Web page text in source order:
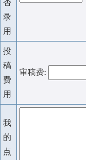
否
录
用
投
稿
费
用
审稿费:
我
的
点